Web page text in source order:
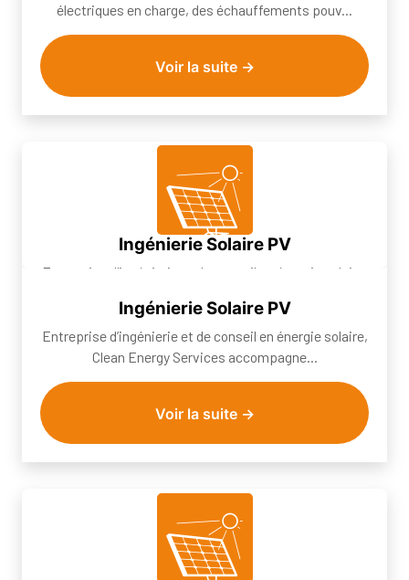
électriques en charge, des échauffements pouv...
Voir la suite →
Ingénierie Solaire PV
Entreprise d’ingénierie et de conseil en énergie solaire,
Ingénierie Solaire PV
Entreprise d’ingénierie et de conseil en énergie solaire,
Clean Energy Services accompagne...
Voir la suite →